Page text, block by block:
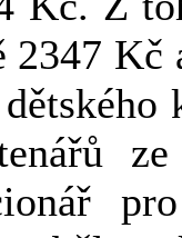
2347